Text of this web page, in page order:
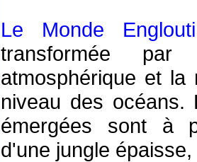
Le Monde Englouti
transformée par
atmosphérique et la
niveau des océans.
émergées sont à
d'une jungle